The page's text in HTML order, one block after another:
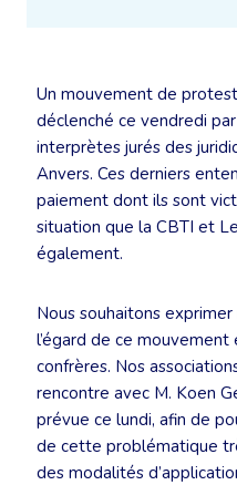
Un mouvement de
déclenché ce vendredi
interprètes jurés des
Anvers. Ces derniers
paiement dont ils sont
situation que la CBTI et
également.
Nous souhaitons
l’égard de ce
confrères. Nos
rencontre avec M. Koen
prévue ce lundi, afin de
de cette problématique
des modalités